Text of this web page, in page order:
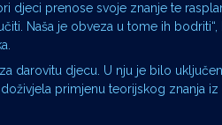
djeci prenose svoje znanje te
Naša je obveza u tome ih bodriti“,
darovitu djecu. U nju je bilo
primjenu teorijskog znanja iz